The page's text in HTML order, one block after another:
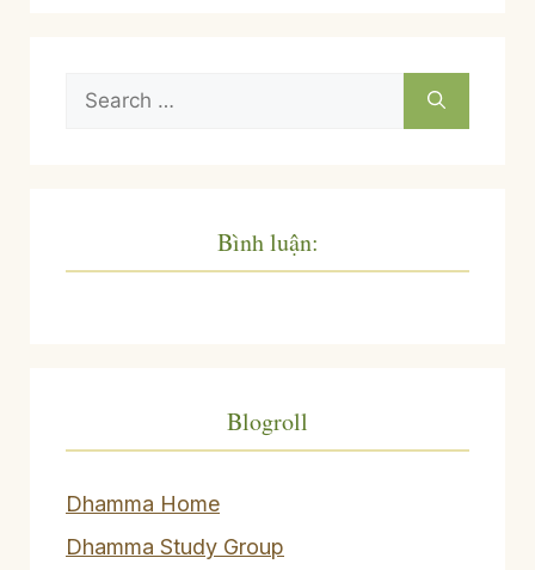
Search
Bình luận:
Blogroll
Dhamma Home
Dhamma Study Group